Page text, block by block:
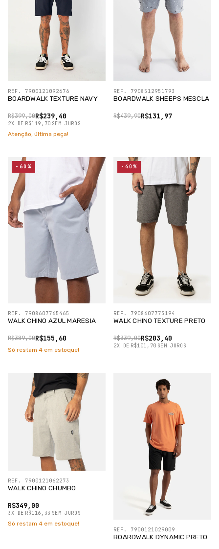
BOARDWALK TEXTURE NAVY
R$239,40
R$399,00
2X DE R$119,70 SEM JUROS
REF. 7900121092676
Atenção, última peça!
BOARDWALK SHEEPS MESCLA
R$131,97
R$439,90
REF. 7908512951793
WALK CHINO AZUL MARESIA
R$155,60
R$389,00
REF. 7908607765465
-60%
Só restam 4 em estoque!
WALK CHINO TEXTURE PRETO
R$203,40
R$339,00
2X DE R$101,70 SEM JUROS
REF. 7908607773194
-40%
WALK CHINO CHUMBO
R$349,00
3X DE R$116,33 SEM JUROS
REF. 7900121062273
Só restam 4 em estoque!
BOARDWALK DYNAMIC PRETO
REF. 7900121029009